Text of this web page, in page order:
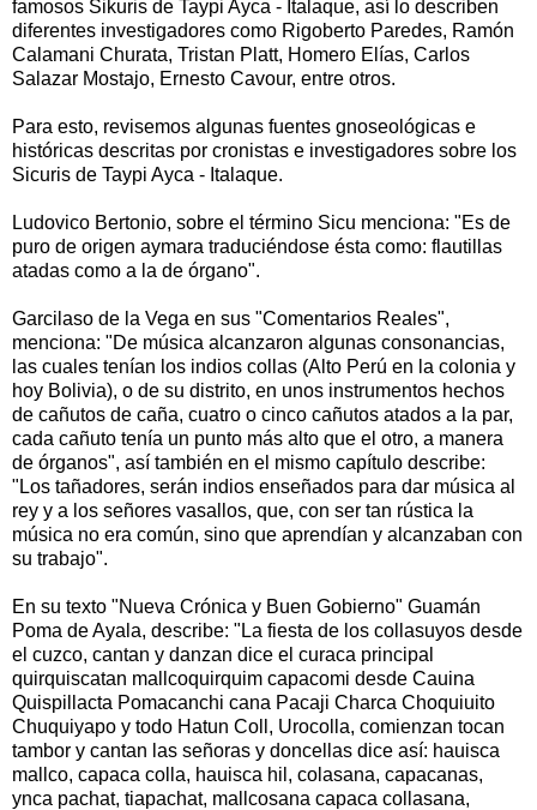
famosos Sikuris de Taypi Ayca - Italaque, así lo describen
diferentes investigadores como Rigoberto Paredes, Ramón
Calamani Churata, Tristan Platt, Homero Elías, Carlos
Salazar Mostajo, Ernesto Cavour, entre otros.
Para esto, revisemos algunas fuentes gnoseológicas e
históricas descritas por cronistas e investigadores sobre los
Sicuris de Taypi Ayca - Italaque.
Ludovico Bertonio, sobre el término Sicu menciona: "Es de
puro de origen aymara traduciéndose ésta como: flautillas
atadas como a la de órgano".
Garcilaso de la Vega en sus "Comentarios Reales",
menciona: "De música alcanzaron algunas consonancias,
las cuales tenían los indios collas (Alto Perú en la colonia y
hoy Bolivia), o de su distrito, en unos instrumentos hechos
de cañutos de caña, cuatro o cinco cañutos atados a la par,
cada cañuto tenía un punto más alto que el otro, a manera
de órganos", así también en el mismo capítulo describe:
"Los tañadores, serán indios enseñados para dar música al
rey y a los señores vasallos, que, con ser tan rústica la
música no era común, sino que aprendían y alcanzaban con
su trabajo".
En su texto "Nueva Crónica y Buen Gobierno" Guamán
Poma de Ayala, describe: "La fiesta de los collasuyos desde
el cuzco, cantan y danzan dice el curaca principal
quirquiscatan mallcoquirquim capacomi desde Cauina
Quispillacta Pomacanchi cana Pacaji Charca Choquiuito
Chuquiyapo y todo Hatun Coll, Urocolla, comienzan tocan
tambor y cantan las señoras y doncellas dice así: hauisca
mallco, capaca colla, hauisca hil, colasana, capacanas,
ynca pachat, tiapachat, mallcosana capaca collasana,